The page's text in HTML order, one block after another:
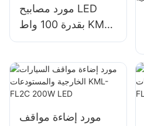
مورد مصابيح LED
بقدرة 100 واط KML-
FL2C لإضاءة اللوحات
واللافتات الكبيرة
مورد إضاءة مواقف